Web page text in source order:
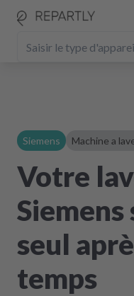
Siemens Machine a
Votre
seul
temps